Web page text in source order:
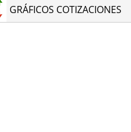
GRÁFICOS COTIZACIONES